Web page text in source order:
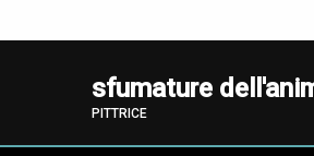
sfumature
PITTRICE